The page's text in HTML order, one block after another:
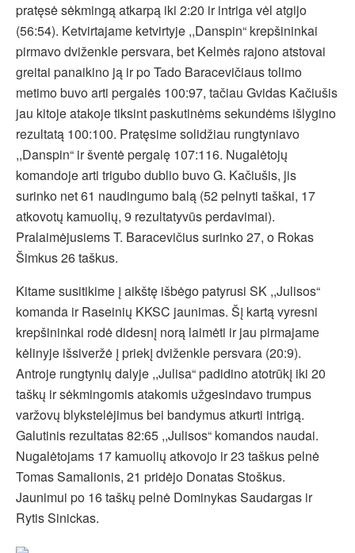
pratęsė sėkmingą atkarpą iki 2:20 ir intriga vėl atgijo
(56:54). Ketvirtajame ketvirtyje ,,Danspin“ krepšininkai
pirmavo dviženkle persvara, bet Kelmės rajono atstovai
greitai panaikino ją ir po Tado Baracevičiaus tolimo
metimo buvo arti pergalės 100:97, tačiau Gvidas Kačiušis
jau kitoje atakoje tiksint paskutinėms sekundėms išlygino
rezultatą 100:100. Pratęsime solidžiau rungtyniavo
,,Danspin“ ir šventė pergalę 107:116. Nugalėtojų
komandoje arti trigubo dublio buvo G. Kačiušis, jis
surinko net 61 naudingumo balą (52 pelnyti taškai, 17
atkovotų kamuolių, 9 rezultatyvūs perdavimai).
Pralaimėjusiems T. Baracevičius surinko 27, o Rokas
Šimkus 26 taškus.
Kitame susitikime į aikštę išbėgo patyrusi SK ,,Julisos“
komanda ir Raseinių KKSC jaunimas. Šį kartą vyresni
krepšininkai rodė didesnį norą laimėti ir jau pirmajame
kėlinyje išsiveržė į priekį dviženkle persvara (20:9).
Antroje rungtynių dalyje ,,Julisa“ padidino atotrūkį iki 20
taškų ir sėkmingomis atakomis užgesindavo trumpus
varžovų blykstelėjimus bei bandymus atkurti intrigą.
Galutinis rezultatas 82:65 ,,Julisos“ komandos naudai.
Nugalėtojams 17 kamuolių atkovojo ir 23 taškus pelnė
Tomas Samalionis, 21 pridėjo Donatas Stoškus.
Jaunimui po 16 taškų pelnė Dominykas Saudargas ir
Rytis Sinickas.